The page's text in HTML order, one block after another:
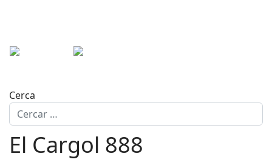
Cerca
El Cargol 888